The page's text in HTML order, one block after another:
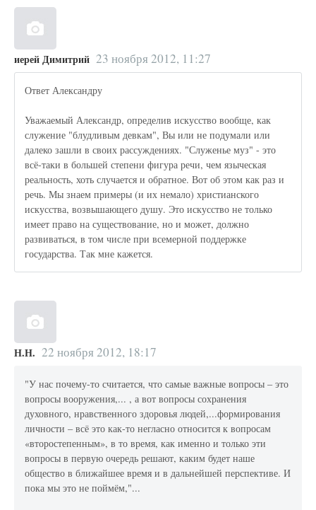
иерей Димитрий 23 ноября 2012, 11:27
Ответ Александру
Уважаемый Александр, определив искусство вообще, как
служение "блудливым девкам", Вы или не подумали или
далеко зашли в своих рассуждениях. "Служенье муз" - это
всё-таки в большей степени фигура речи, чем языческая
реальность, хоть случается и обратное. Вот об этом как раз и
речь. Мы знаем примеры (и их немало) христианского
искусства, возвышающего душу. Это искусство не только
имеет право на существование, но и может, должно
развиваться, в том числе при всемерной поддержке
государства. Так мне кажется.
Н.Н. 22 ноября 2012, 18:17
"У нас почему-то считается, что самые важные вопросы – это
вопросы вооружения,... , а вот вопросы сохранения
духовного, нравственного здоровья людей,...формирования
личности – всё это как-то негласно относится к вопросам
«второстепенным», в то время, как именно и только эти
вопросы в первую очередь решают, каким будет наше
общество в ближайшее время и в дальнейшей перспективе. И
пока мы это не поймём,"...